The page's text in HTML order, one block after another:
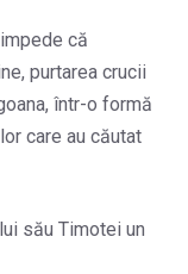
că
purtarea crucii
într-o formă
care au căutat
său Timotei un